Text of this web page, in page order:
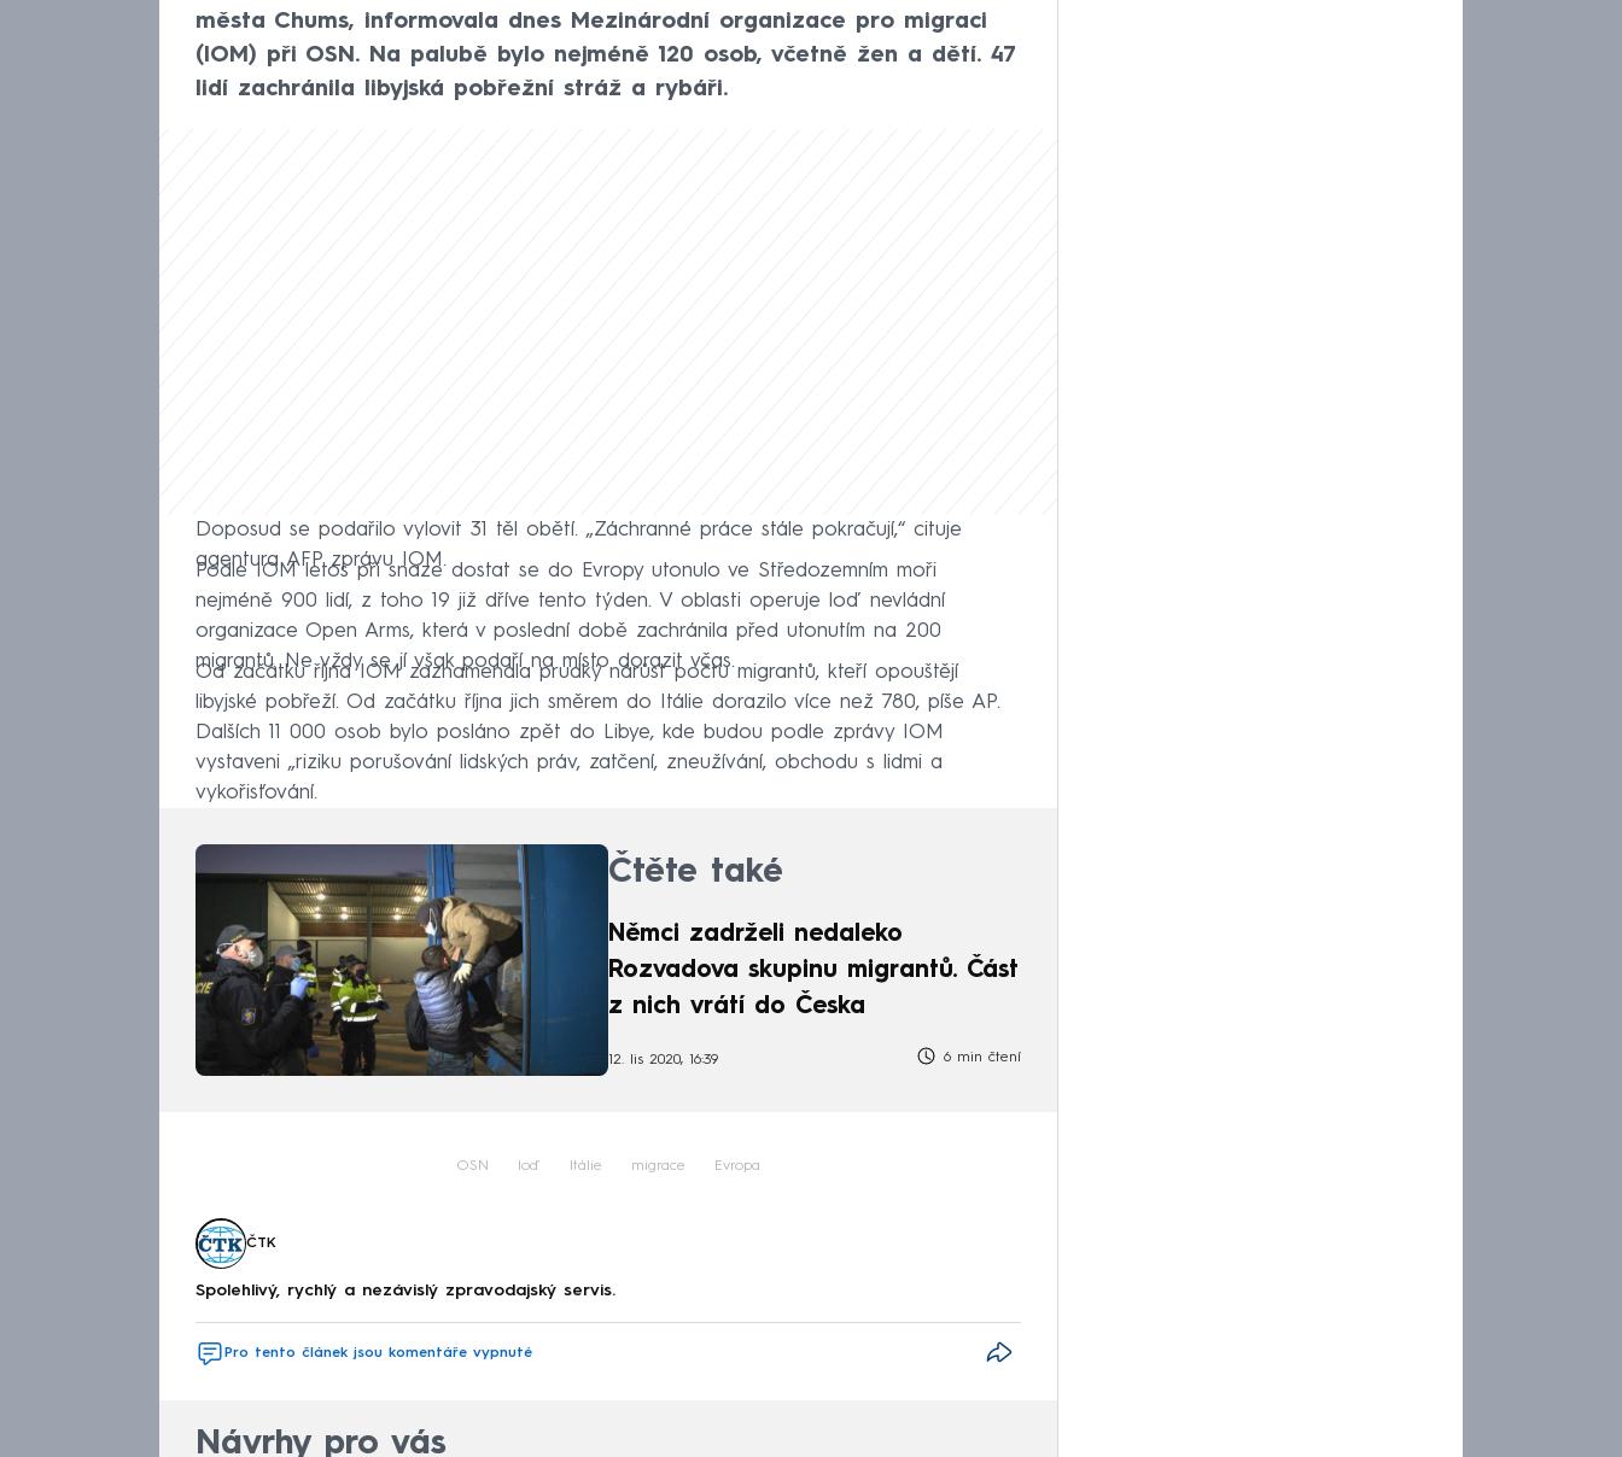
města Chums, informovala dnes Mezinárodní organizace pro migraci
(IOM) při OSN. Na palubě bylo nejméně 120 osob, včetně žen a dětí. 47
lidí zachránila libyjská pobřežní stráž a rybáři.
Doposud se podařilo vylovit 31 těl obětí. „Záchranné práce stále pokračují,“ cituje
agentura AFP zprávu IOM.
Podle IOM letos při snaze dostat se do Evropy utonulo ve Středozemním moři
nejméně 900 lidí, z toho 19 již dříve tento týden. V oblasti operuje loď nevládní
organizace Open Arms, která v poslední době zachránila před utonutím na 200
migrantů. Ne vždy se jí však podaří na místo dorazit včas.
Od začátku října IOM zaznamenala prudký nárůst počtu migrantů, kteří opouštějí
libyjské pobřeží. Od začátku října jich směrem do Itálie dorazilo více než 780, píše AP.
Dalších 11 000 osob bylo posláno zpět do Libye, kde budou podle zprávy IOM
vystaveni „riziku porušování lidských práv, zatčení, zneužívání, obchodu s lidmi a
vykořisťování.
Čtěte také
Němci zadrželi nedaleko
Rozvadova skupinu migrantů. Část
z nich vrátí do Česka
12. lis 2020, 16:39 6 min čtení
OSN loď Itálie migrace Evropa
ČTK
Spolehlivý, rychlý a nezávislý zpravodajský servis.
Pro tento článek jsou komentáře vypnuté
Návrhy pro vás